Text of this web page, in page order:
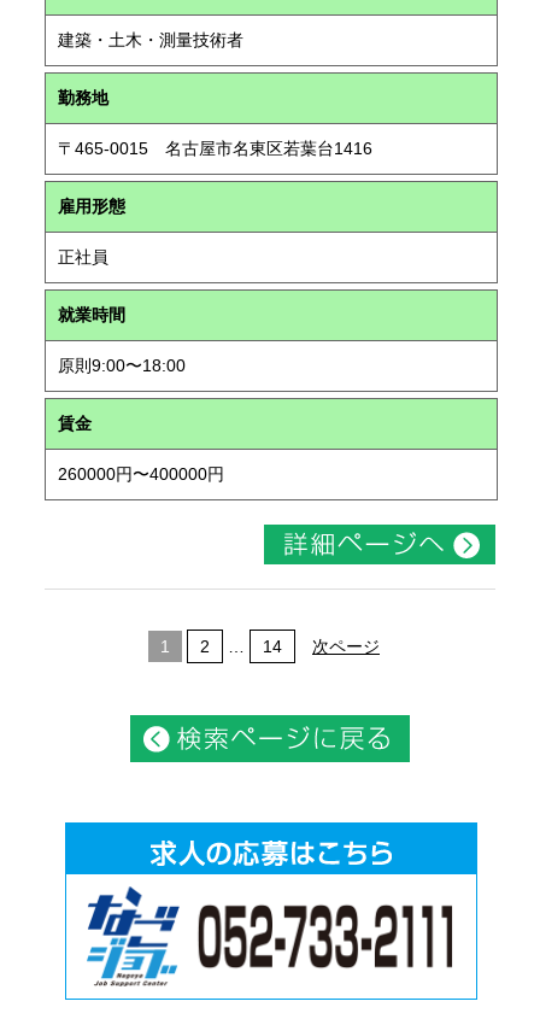
建築・土木・測量技術者
勤務地
〒465-0015 名古屋市名東区若葉台1416
雇用形態
正社員
就業時間
原則9:00〜18:00
賃金
260000円〜400000円
1 2 14 次ページ